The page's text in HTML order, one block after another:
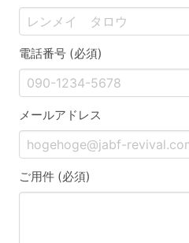
電話番号 (必須)
メールアドレス
ご用件 (必須)